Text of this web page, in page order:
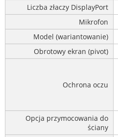
Liczba złaczy DisplayPort
Mikrofon
Model (wariantowanie)
Obrotowy ekran (pivot)
Ochrona oczu
Opcja przymocowania do
ściany